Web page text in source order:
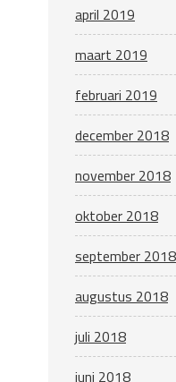
april 2019
maart 2019
februari 2019
december 2018
november 2018
oktober 2018
september 2018
augustus 2018
juli 2018
juni 2018